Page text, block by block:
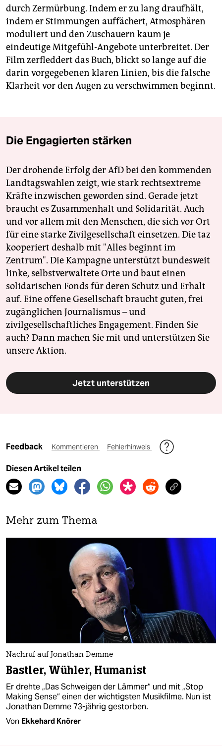
durch Zermürbung. Indem er zu lang draufhält,
indem er Stimmungen auffächert, Atmosphären
moduliert und den Zuschauern kaum je
eindeutige Mitgefühl-Angebote unterbreitet. Der
Film zerfleddert das Buch, blickt so lange auf die
darin vorgegebenen klaren Linien, bis die falsche
Klarheit vor den Augen zu verschwimmen beginnt.
Die Engagierten stärken
Der drohende Erfolg der AfD bei den kommenden
Landtagswahlen zeigt, wie stark rechtsextreme
Kräfte inzwischen geworden sind. Gerade jetzt
braucht es Zusammenhalt und Solidarität. Auch
und vor allem mit den Menschen, die sich vor Ort
für eine starke Zivilgesellschaft einsetzen. Die taz
kooperiert deshalb mit "Alles beginnt im
Zentrum". Die Kampagne unterstützt bundesweit
linke, selbstverwaltete Orte und baut einen
solidarischen Fonds für deren Schutz und Erhalt
auf. Eine offene Gesellschaft braucht guten, frei
zugänglichen Journalismus – und
zivilgesellschaftliches Engagement. Finden Sie
auch? Dann machen Sie mit und unterstützen Sie
unsere Aktion.
Jetzt unterstützen
Feedback Kommentieren Fehlerhinweis
Diesen Artikel teilen
Mehr zum Thema
Nachruf auf Jonathan Demme
Bastler, Wühler, Humanist
Er drehte „Das Schweigen der Lämmer“ und mit „Stop
Making Sense“ einen der wichtigsten Musikfilme. Nun ist
Jonathan Demme 73-jährig gestorben.
Von Ekkehard Knörer